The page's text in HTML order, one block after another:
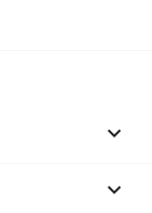

